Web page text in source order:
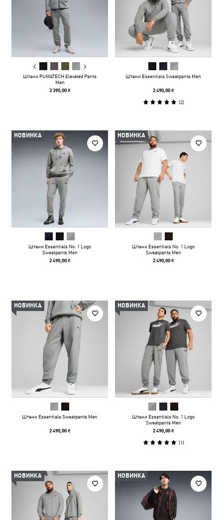
Штани PUMATECH Elevated Pants
Men
3 390,00 ₴
Штани Essentials Sweatpants Men
2 490,00 ₴
(2)
НОВИНКА
Штани Essentials No. 1 Logo
Sweatpants Men
2 490,00 ₴
НОВИНКА
Штани Essentials No. 1 Logo
Sweatpants Men
2 490,00 ₴
НОВИНКА
Штани Essentials Sweatpants Men
2 490,00 ₴
НОВИНКА
Штани Essentials No. 1 Logo
Sweatpants Men
2 490,00 ₴
(1)
НОВИНКА НОВИНКА